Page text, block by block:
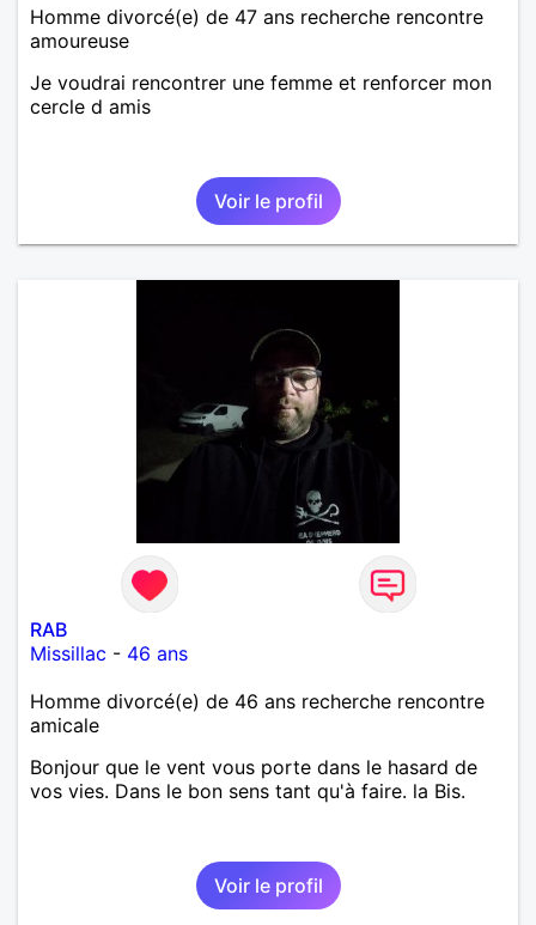
Homme divorcé(e) de 47 ans recherche rencontre
amoureuse
Je voudrai rencontrer une femme et renforcer mon
cercle d amis
Voir le profil
RAB
Missillac - 46 ans
Homme divorcé(e) de 46 ans recherche rencontre
amicale
Bonjour que le vent vous porte dans le hasard de
vos vies. Dans le bon sens tant qu'à faire. la Bis.
Voir le profil